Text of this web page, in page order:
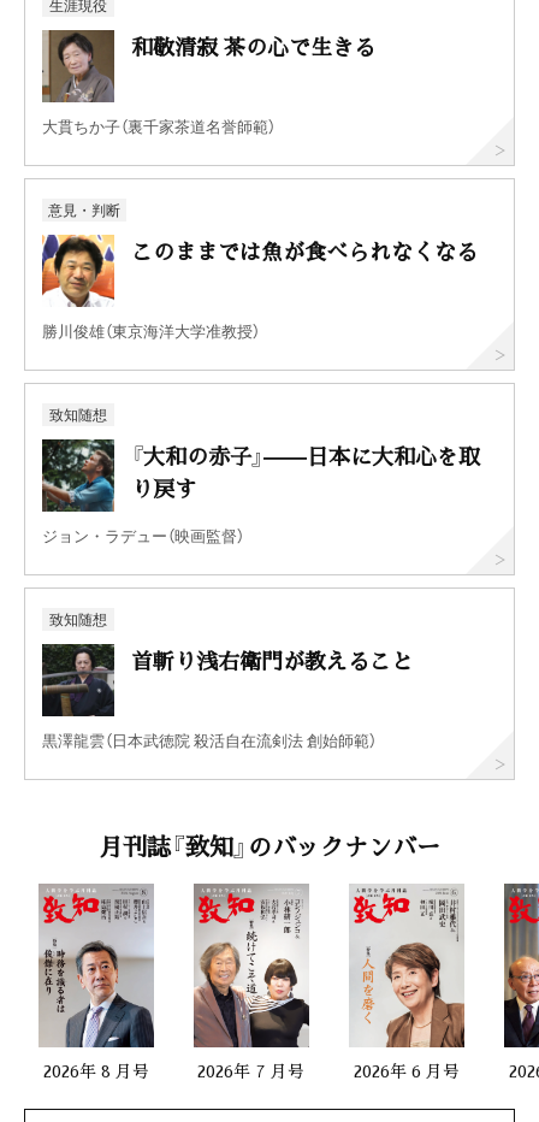
生涯現役
和敬清寂 茶の心で生きる
大貫ちか子（裏千家茶道名誉師範）
意見・判断
このままでは魚が食べられなくなる
勝川俊雄（東京海洋大学准教授）
致知随想
『大和の赤子』——日本に大和心を取
り戻す
ジョン・ラデュー（映画監督）
致知随想
首斬り浅右衛門が教えること
黒澤龍雲（日本武徳院 殺活自在流剣法 創始師範）
月刊誌『致知』のバックナンバー
2026年 8 月号 2026年 7 月号 2026年 6 月号